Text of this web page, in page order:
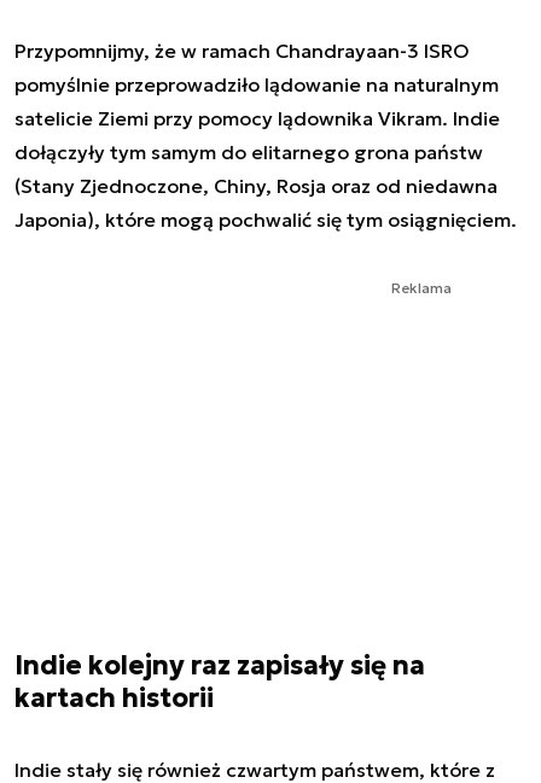
Przypomnijmy, że w ramach Chandrayaan-3 ISRO
pomyślnie przeprowadziło lądowanie na naturalnym
satelicie Ziemi przy pomocy lądownika Vikram. Indie
dołączyły tym samym do elitarnego grona państw
(Stany Zjednoczone, Chiny, Rosja oraz od niedawna
Japonia), które mogą pochwalić się tym osiągnięciem.
Reklama
Indie kolejny raz zapisały się na
kartach historii
Indie stały się również czwartym państwem, które z